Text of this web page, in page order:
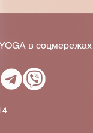
в соцмережах